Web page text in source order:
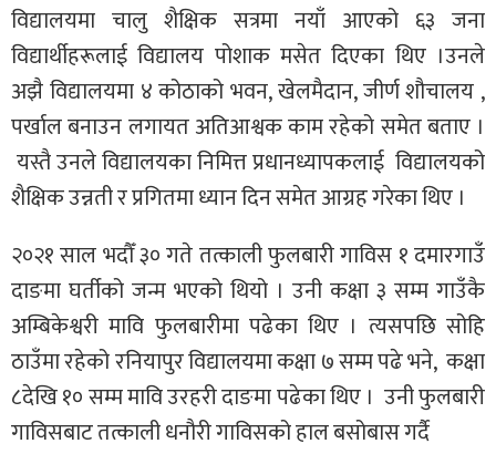
विद्यालयमा चालु शैक्षिक सत्रमा नयाँ आएको ६३ जना
विद्यार्थीहरूलाई विद्यालय पोशाक मसेत दिएका थिए ।उनले
अझै विद्यालयमा ४ कोठाको भवन, खेलमैदान, जीर्ण शौचालय ,
पर्खाल बनाउन लगायत अतिआश्वक काम रहेको समेत बताए ।
यस्तै उनले विद्यालयका निमित्त प्रधानध्यापकलाई विद्यालयको
शैक्षिक उन्नती र प्रगितमा ध्यान दिन समेत आग्रह गरेका थिए ।
२०२१ साल भदौँ ३० गते तत्काली फुलबारी गाविस १ दमारगाउँ
दाङमा घर्तीको जन्म भएको थियो । उनी कक्षा ३ सम्म गाउँकै
अम्बिकेश्वरी मावि फुलबारीमा पढेका थिए । त्यसपछि सोहि
ठाउँमा रहेको रनियापुर विद्यालयमा कक्षा ७ सम्म पढे भने, कक्षा
८देखि १० सम्म मावि उरहरी दाङमा पढेका थिए । उनी फुलबारी
गाविसबाट तत्काली धनौरी गाविसको हाल बसोबास गर्दै